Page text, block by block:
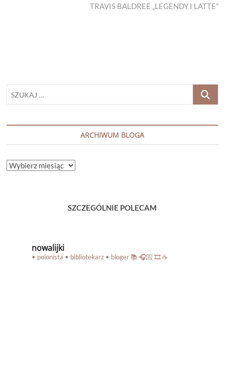
post:
TRAVIS BALDREE „LEGENDY I LATTE”
SZUKAJ
ARCHIWUM BLOGA
ARCHIWUM
SZCZEGÓLNIE POLECAM
nowalijki
• polonista • bibliotekarz • bloger📚 🎧📀 🎞️ ☕️